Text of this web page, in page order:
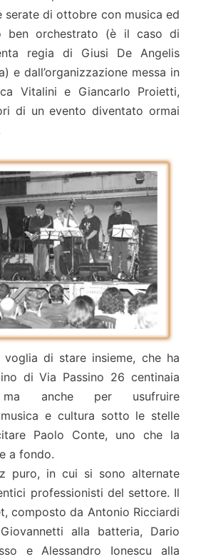
serate di ottobre con musica ed
ben orchestrato (è il caso di
regia di Giusi De Angelis
e dall’organizzazione messa in
Vitalini e Giancarlo Proietti,
di un evento diventato ormai
di stare insieme, che ha
di Via Passino 26 centinaia
ma anche per usufruire
e cultura sotto le stelle
Paolo Conte, uno che la
a fondo.
puro, in cui si sono alternate
professionisti del settore. Il
composto da Antonio Ricciardi
alla batteria, Dario
e Alessandro Ionescu alla